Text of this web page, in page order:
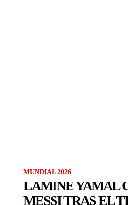
MUNDIAL 2026
LAMINE YAMAL
MESSI TRAS EL